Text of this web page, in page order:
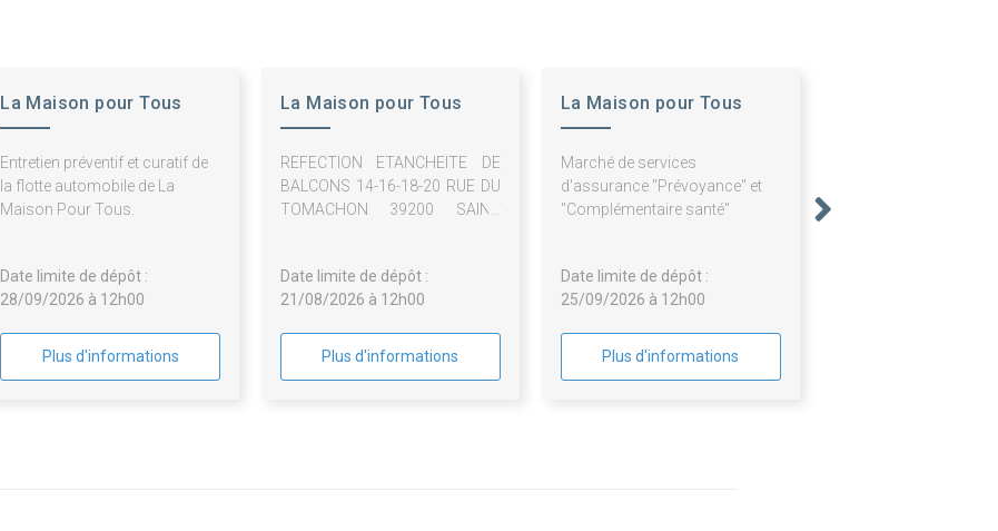
La Maison pour Tous
Entretien préventif et curatif de
la flotte automobile de La
Maison Pour Tous.
Date limite de dépôt :
28/09/2026 à 12h00
Plus d'informations
La Maison pour Tous
REFECTION ETANCHEITE DE
BALCONS 14-16-18-20 RUE DU
TOMACHON 39200 SAINT
Date limite de dépôt :
21/08/2026 à 12h00
Plus d'informations
La Maison pour Tous
Marché de services
d'assurance "Prévoyance" et
"Complémentaire santé"
Date limite de dépôt :
25/09/2026 à 12h00
Plus d'informations